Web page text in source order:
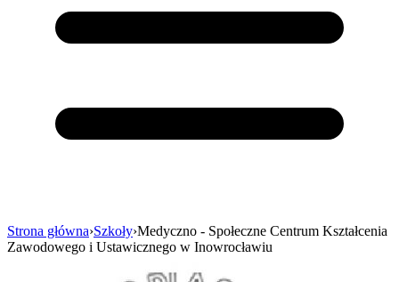
Strona główna›Szkoły›Medyczno - Społeczne Centrum Kształcenia
Zawodowego i Ustawicznego w Inowrocławiu